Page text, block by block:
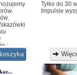
z
wiele
Tylko do 30
Impulsie